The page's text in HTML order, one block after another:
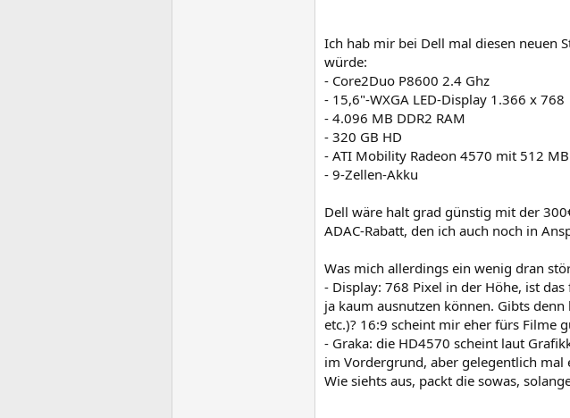
Ich hab mir bei Dell mal diesen neuen
würde:
- Core2Duo P8600 2.4 Ghz
- 15,6"-WXGA LED-Display 1.366 x 768
- 4.096 MB DDR2 RAM
- 320 GB HD
- ATI Mobility Radeon 4570 mit 512 MB
- 9-Zellen-Akku
Dell wäre halt grad günstig mit der
ADAC-Rabatt, den ich auch noch in
Was mich allerdings ein wenig dran
- Display: 768 Pixel in der Höhe, ist
ja kaum ausnutzen können. Gibts
etc.)? 16:9 scheint mir eher fürs Filme
- Graka: die HD4570 scheint laut
im Vordergrund, aber gelegentlich mal
Wie siehts aus, packt die sowas,